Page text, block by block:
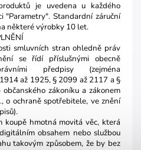
je uvedena u každého
"Parametry". Standardní záruční
některé výrobky 10 let.
smluvních stran ohledně práv
se řídí příslušnými obecně
předpisy (zejména
až 1925, § 2099 až 2117 a §
zákoníku a zákonem
o ochraně spotřebitele, ve znění
koupě hmotná movitá věc, která
obsahem nebo službou
takovým způsobem, že by bez